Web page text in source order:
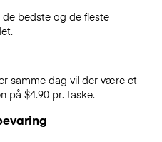
de bedste og de fleste
samme dag vil der være et
på $4.90 pr. taske.